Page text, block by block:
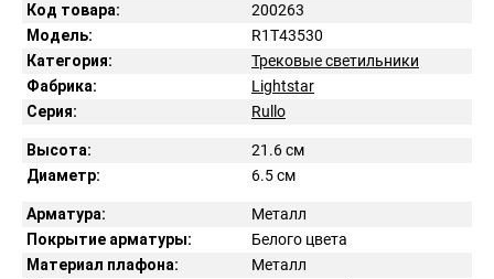
Код товара:
200263
Модель:
R1T43530
Категория:
Трековые светильники
Фабрика:
Lightstar
Серия:
Rullo
Высота:
21.6 см
Диаметр:
6.5 см
Арматура:
Металл
Покрытие арматуры:
Белого цвета
Материал плафона:
Металл